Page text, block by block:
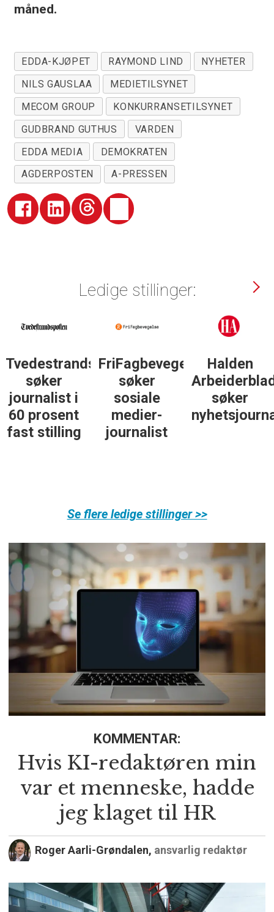
måned.
EDDA-KJØPET RAYMOND LIND
NYHETER
NILS GAUSLAA
MEDIETILSYNET
MECOM GROUP
KONKURRANSETILSYNET
GUDBRAND GUTHUS
VARDEN
EDDA MEDIA
DEMOKRATEN
AGDERPOSTEN
A-PRESSEN
Ledige stillinger:
Tvedestrandsposten
søker
journalist i
60 prosent
fast stilling
FriFagbevegelse
søker
sosiale
medier-
journalist
Halden
søker
Se flere ledige stillinger >>
KOMMENTAR:
Hvis KI-redaktøren min
var et menneske, hadde
jeg klaget til HR
Roger Aarli-Grøndalen, ansvarlig redaktør